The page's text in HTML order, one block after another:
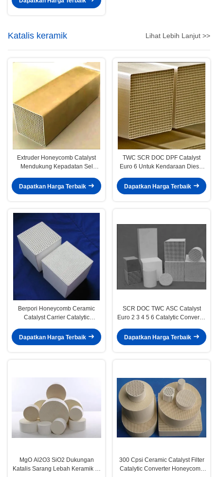
Katalis keramik Lihat Lebih Lanjut >>
Extruder Honeycomb Catalyst
Mendukung Kepadatan Sel
Dapatkan Harga Terbaik
TWC SCR DOC DPF Catalyst
Euro 6 Untuk Kendaraan Diesel
Dapatkan Harga Terbaik
Berpori Honeycomb Ceramic
Catalyst Carrier Catalytic
Dapatkan Harga Terbaik
SCR DOC TWC ASC Catalyst
Euro 2 3 4 5 6 Catalytic Converter
Dapatkan Harga Terbaik
MgO Al2O3 SiO2 Dukungan
Katalis Sarang Lebah Keramik Di
300 Cpsi Ceramic Catalyst Filter
Catalytic Converter Honeycomb